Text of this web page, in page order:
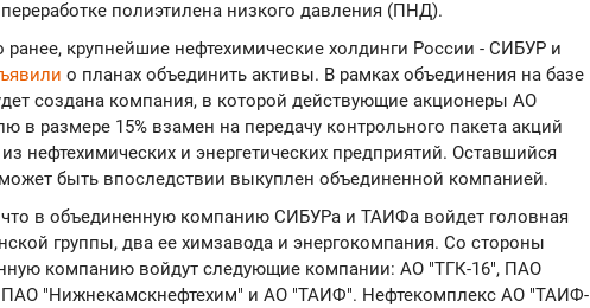
полиэтилена низкого давления (ПНД).
ранее, крупнейшие нефтехимические холдинги России - СИБУР и
о планах объединить активы. В рамках объединения на базе
создана компания, в которой действующие акционеры АО
в размере 15% взамен на передачу контрольного пакета акций
нефтехимических и энергетических предприятий. Оставшийся
быть впоследствии выкуплен объединенной компанией.
что в объединенную компанию СИБУРа и ТАИФа войдет головная
группы, два ее химзавода и энергокомпания. Со стороны
компанию войдут следующие компании: АО "ТГК-16", ПАО
ПАО "Нижнекамскнефтехим" и АО "ТАИФ". Нефтекомплекс АО "ТАИФ-